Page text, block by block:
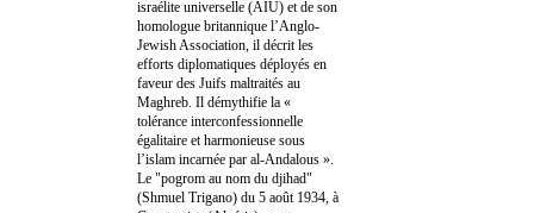
israélite universelle (AIU) et de son
homologue britannique l’Anglo-
Jewish Association, il décrit les
efforts diplomatiques déployés en
faveur des Juifs maltraités au
Maghreb. Il démythifie la «
tolérance interconfessionnelle
égalitaire et harmonieuse sous
l’islam incarnée par al-Andalous ».
Le "pogrom au nom du djihad"
(Shmuel Trigano) du 5 août 1934, à